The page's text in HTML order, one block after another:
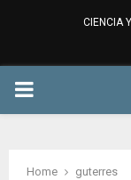
CIENCIA
PRIMARY
Home guterres